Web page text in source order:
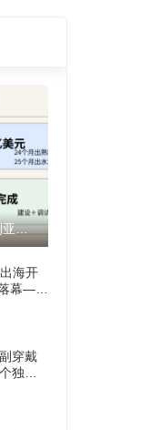
中材国际斩获4.76亿美元订单！尼日利亚伊托里水泥产能将翻倍至1200万吨！
海开
幕——
穿戴
独立